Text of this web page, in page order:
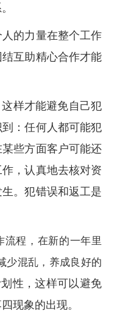
人的力量在整个工作
互助精心合作才能
这样才能避免自己犯
：任何人都可能犯
些方面客户可能还
，认真地去核对资
。犯错误和返工是
流程，在新的一年里
少混乱，养成良好的
性，这样可以避免
现象的出现。